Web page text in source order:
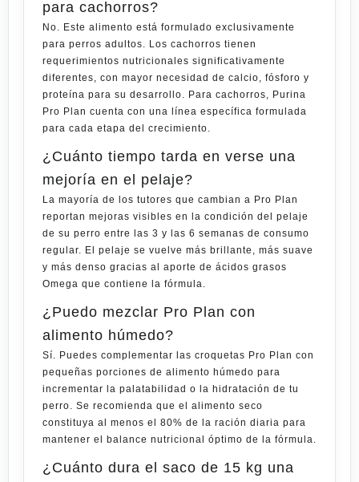
para cachorros?
No. Este alimento está formulado exclusivamente
para perros adultos. Los cachorros tienen
requerimientos nutricionales significativamente
diferentes, con mayor necesidad de calcio, fósforo y
proteína para su desarrollo. Para cachorros, Purina
Pro Plan cuenta con una línea específica formulada
para cada etapa del crecimiento.
¿Cuánto tiempo tarda en verse una
mejoría en el pelaje?
La mayoría de los tutores que cambian a Pro Plan
reportan mejoras visibles en la condición del pelaje
de su perro entre las 3 y las 6 semanas de consumo
regular. El pelaje se vuelve más brillante, más suave
y más denso gracias al aporte de ácidos grasos
Omega que contiene la fórmula.
¿Puedo mezclar Pro Plan con
alimento húmedo?
Sí. Puedes complementar las croquetas Pro Plan con
pequeñas porciones de alimento húmedo para
incrementar la palatabilidad o la hidratación de tu
perro. Se recomienda que el alimento seco
constituya al menos el 80% de la ración diaria para
mantener el balance nutricional óptimo de la fórmula.
¿Cuánto dura el saco de 15 kg una